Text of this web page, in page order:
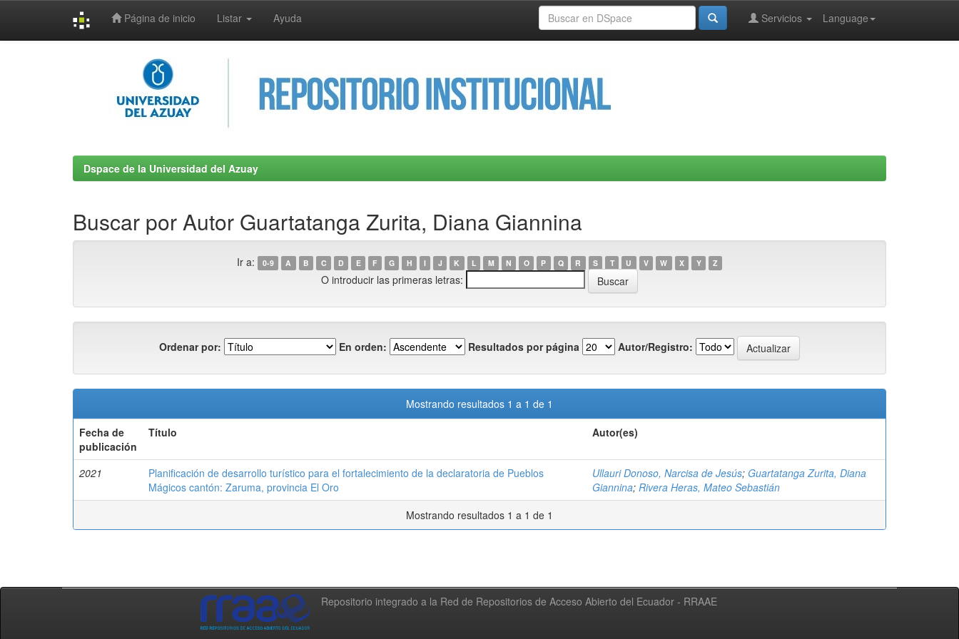
Página de inicio Listar Ayuda Language
Servicios
Dspace de la Universidad del Azuay
Buscar por Autor Guartatanga Zurita, Diana Giannina
Ir a: 0-9 A B C D E F G H I J K L M N O P Q R S T U V W X Y Z
O introducir las primeras letras:
Ordenar por: En orden: Resultados por página Autor/Registro:
Mostrando resultados 1 a 1 de 1
Fecha de
publicación
Título Autor(es)
2021
Planificación de desarrollo turístico para el fortalecimiento de la declaratoria de Pueblos
Mágicos cantón: Zaruma, provincia El Oro
Ullauri Donoso, Narcisa de Jesús; Guartatanga Zurita, Diana
Giannina; Rivera Heras, Mateo Sebastián
Mostrando resultados 1 a 1 de 1
Repositorio integrado a la Red de Repositorios de Acceso Abierto del Ecuador - RRAAE